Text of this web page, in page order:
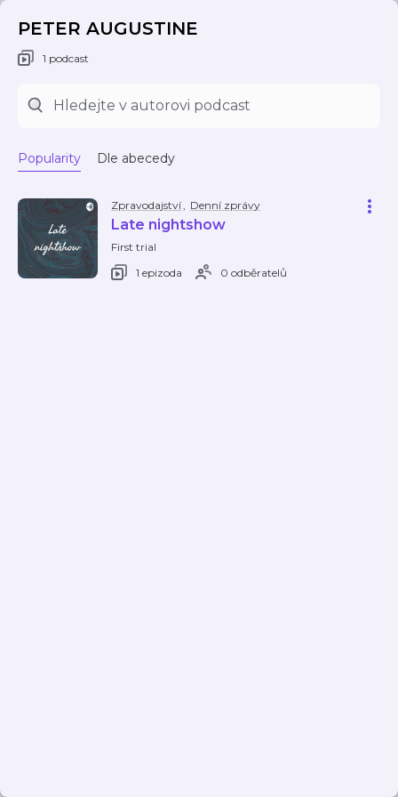
PETER AUGUSTINE
1 podcast
Popularity Dle abecedy
Zpravodajství, Denní zprávy
Late nightshow
First trial
1 epizoda
0 odběratelů